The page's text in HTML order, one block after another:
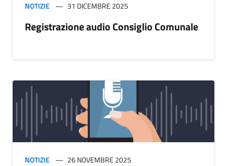
NOTIZIE 31 DICEMBRE 2025
Registrazione audio Consiglio Comunale
NOTIZIE 26 NOVEMBRE 2025